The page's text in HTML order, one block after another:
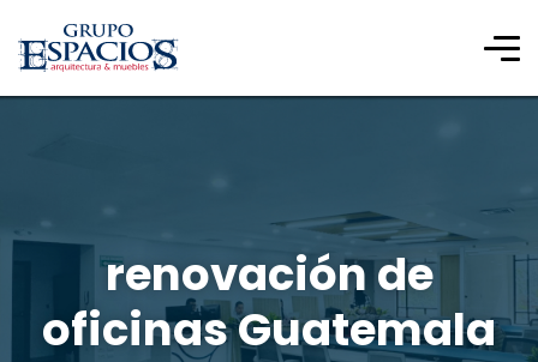
renovación de
oficinas Guatemala